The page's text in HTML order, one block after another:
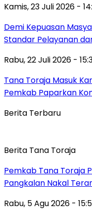
Kamis, 23 Juli 2026 -
Demi Kepuasan
Standar Pelayanan
Rabu, 22 Juli 2026 -
Tana Toraja Masuk
Pemkab Paparkan
Berita Terbaru
Berita Tana Toraja
Pemkab Tana Toraja
Pangkalan Nakal
Rabu, 5 Agu 2026 -